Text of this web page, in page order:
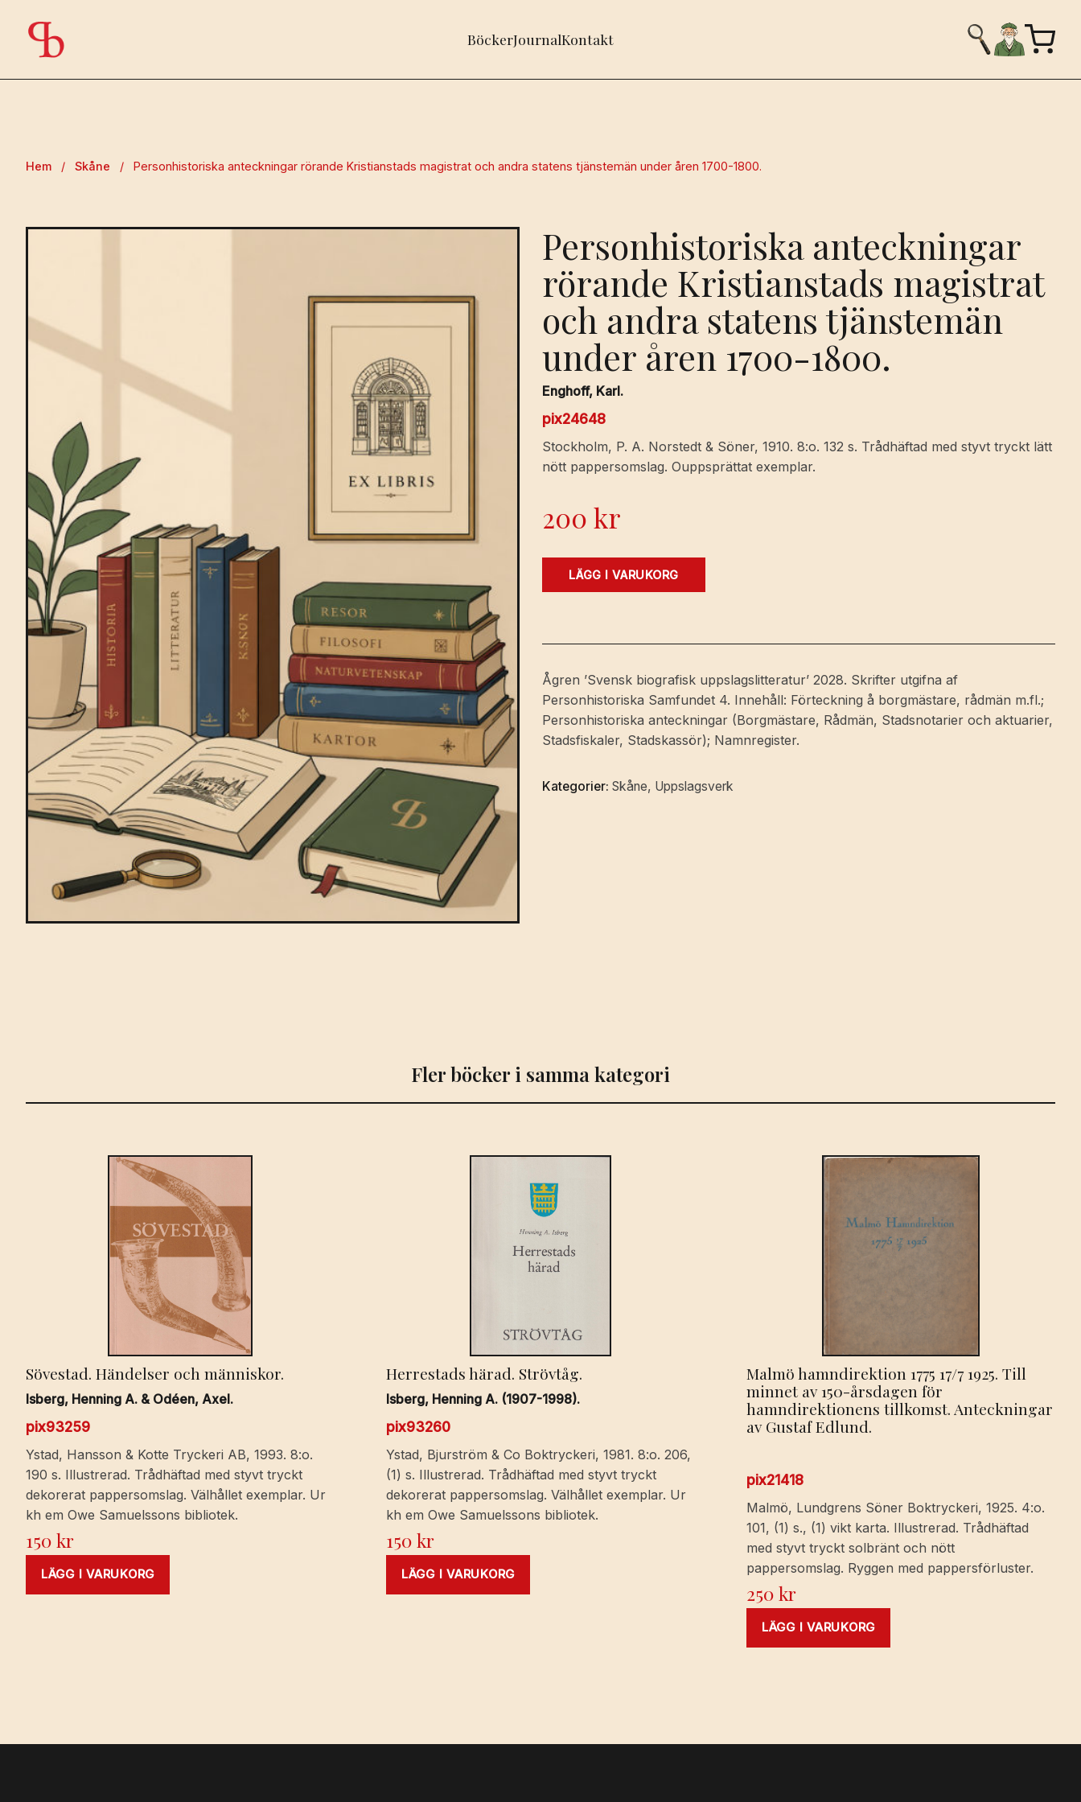
BöckerJournalKontakt
Hem / Skåne / Personhistoriska anteckningar rörande Kristianstads magistrat och andra statens tjänstemän under åren 1700-1800.
Personhistoriska anteckningar
rörande Kristianstads magistrat
och andra statens tjänstemän
under åren 1700-1800.
Enghoff, Karl.
pix24648
Stockholm, P. A. Norstedt & Söner, 1910. 8:o. 132 s. Trådhäftad med styvt tryckt lätt
nött pappersomslag. Ouppsprättat exemplar.
200kr
Personhistoriska
magistrat
andra
statens
tjänstemän
under
1700-
LÄGG I VARUKORG
Ågren ’Svensk biografisk uppslagslitteratur’ 2028. Skrifter utgifna af
Personhistoriska Samfundet 4. Innehåll: Förteckning å borgmästare, rådmän m.fl.;
Personhistoriska anteckningar (Borgmästare, Rådmän, Stadsnotarier och aktuarier,
Stadsfiskaler, Stadskassör); Namnregister.
Kategorier: Skåne, Uppslagsverk
Fler böcker i samma kategori
Sövestad. Händelser och människor.
Isberg, Henning A. & Odéen, Axel.
pix93259
Ystad, Hansson & Kotte Tryckeri AB, 1993. 8:o.
190 s. Illustrerad. Trådhäftad med styvt tryckt
dekorerat pappersomslag. Välhållet exemplar. Ur
kh em Owe Samuelssons bibliotek.
150kr
LÄGG I VARUKORG
Herrestads härad. Strövtåg.
Isberg, Henning A. (1907-1998).
pix93260
Ystad, Bjurström & Co Boktryckeri, 1981. 8:o. 206,
(1) s. Illustrerad. Trådhäftad med styvt tryckt
dekorerat pappersomslag. Välhållet exemplar. Ur
kh em Owe Samuelssons bibliotek.
150kr
LÄGG I VARUKORG
Malmö hamndirektion 1775 17/7 1925. Till
minnet av 150-årsdagen för
hamndirektionens tillkomst. Anteckningar
av Gustaf Edlund.
pix21418
Malmö, Lundgrens Söner Boktryckeri, 1925. 4:o.
101, (1) s., (1) vikt karta. Illustrerad. Trådhäftad
med styvt tryckt solbränt och nött
pappersomslag. Ryggen med pappersförluster.
250kr
LÄGG I VARUKORG